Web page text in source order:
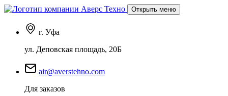
Открыть меню
г. Уфа
ул. Деповская площадь, 20Б
air@averstehno.com
Для заказов